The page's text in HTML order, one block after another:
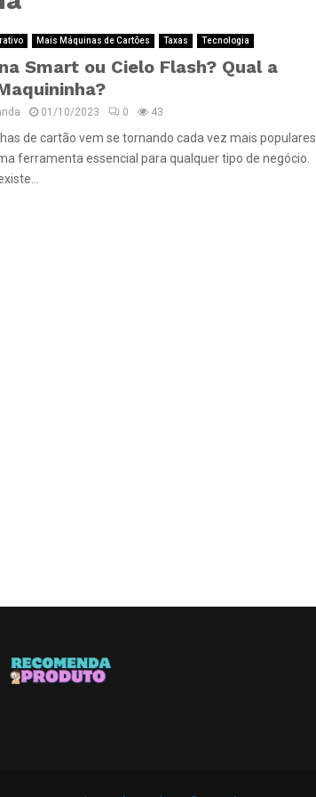
Mais Máquinas de Cartões Taxas Tecnologia
Smart ou Cielo Flash? Qual a
01/10/2023 0 43
de cartão vem se tornando cada vez mais populares
ferramenta essencial para qualquer tipo de negócio.